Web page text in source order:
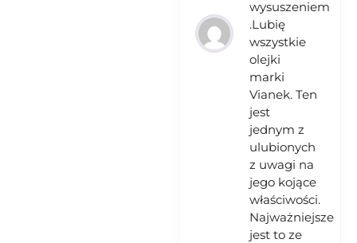
wysuszeniem
.Lubię
wszystkie
olejki
marki
Vianek. Ten
jest
jednym z
ulubionych
z uwagi na
jego kojące
właściwości.
Najważniejsze
jest to ze